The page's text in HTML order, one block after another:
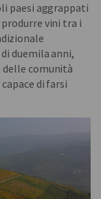
paesi aggrappati
produrre vini tra i
duemila anni,
delle comunità
di farsi